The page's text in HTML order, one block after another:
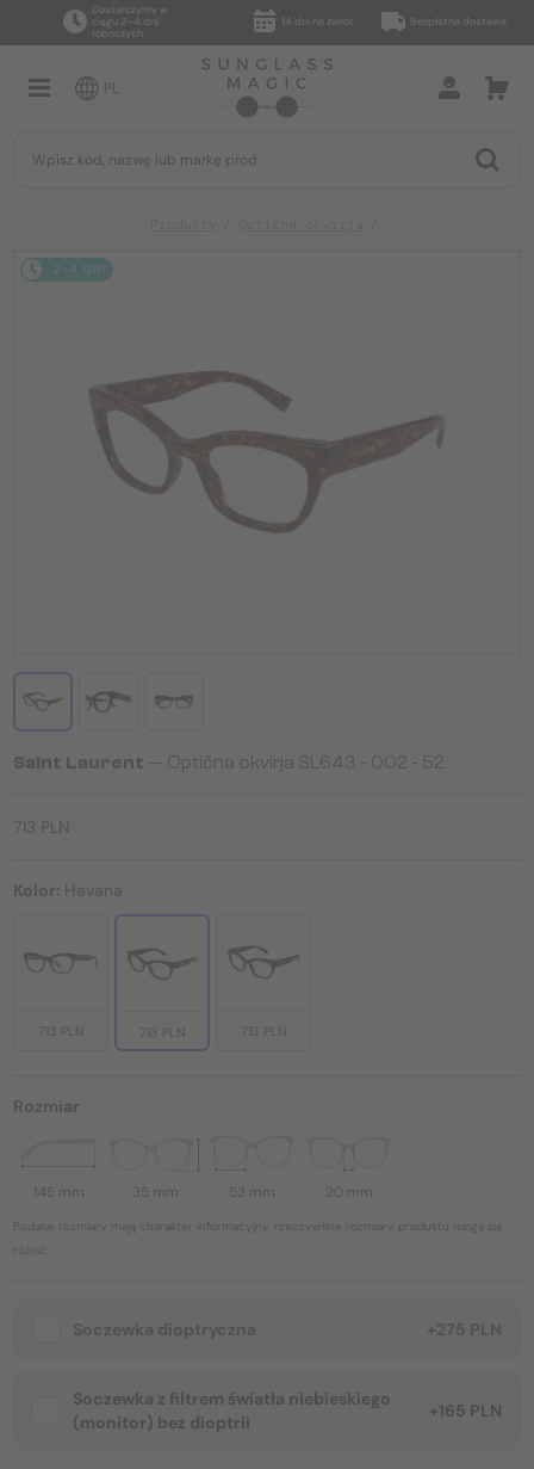
Dostarczymy w
ciągu 2–4 dni
roboczych
14 dni na zwrot Bezpłatna dostawa
PL
2-4 DNI
Saint Laurent — Optična okvirja SL643 - 002 - 52
713 PLN
Kolor: Havana
713 PLN 713 PLN 713 PLN
Rozmiar
145 mm 35 mm 52 mm 20 mm
Podane rozmiary mają charakter informacyjny, rzeczywiste rozmiary produktu mogą się
różnić.
Soczewka dioptryczna +275 PLN
Soczewka z filtrem światła niebieskiego
(monitor) bez dioptrii
+165 PLN